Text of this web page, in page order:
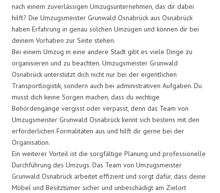
nach einem zuverlässigen Umzugsunternehmen, das dir dabei
hilft? Die Umzugsmeister Grunwald Osnabrück aus Osnabrück
haben Erfahrung in genau solchen Umzügen und können dir bei
deinem Vorhaben zur Seite stehen.
Bei einem Umzug in eine andere Stadt gibt es viele Dinge zu
organisieren und zu beachten. Umzugsmeister Grunwald
Osnabrück unterstützt dich nicht nur bei der eigentlichen
Transportlogistik, sondern auch bei administrativen Aufgaben. Du
musst dich keine Sorgen machen, dass du wichtige
Behördengänge vergisst oder verpasst, denn das Team von
Umzugsmeister Grunwald Osnabrück kennt sich bestens mit den
erforderlichen Formalitäten aus und hilft dir gerne bei der
Organisation.
Ein weiterer Vorteil ist die sorgfältige Planung und professionelle
Durchführung des Umzugs. Das Team von Umzugsmeister
Grunwald Osnabrück arbeitet effizient und sorgt dafür, dass deine
Möbel und Besitztümer sicher und unbeschädigt am Zielort